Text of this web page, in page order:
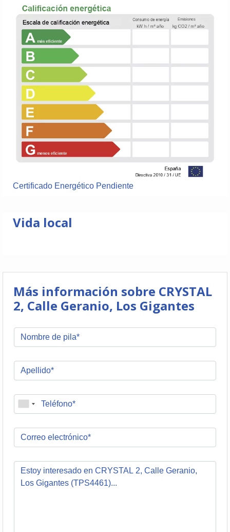
Certificado Energético Pendiente
Vida local
Más información sobre CRYSTAL
2, Calle Geranio, Los Gigantes